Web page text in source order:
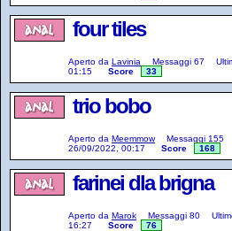
four tiles
Aperto da Lavinia Messaggi 67
01:15
Score 33
trio bobo
Aperto da Meemmow Messaggi 155
26/09/2022, 00:17
Score 168
farinei dla brigna
Aperto da Marok Messaggi 80
16:27
Score 76